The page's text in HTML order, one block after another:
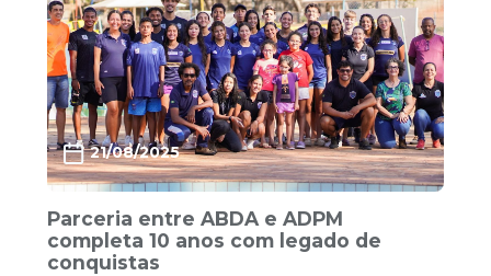
21/08/2025
Parceria entre ABDA e ADPM
completa 10 anos com legado de
conquistas